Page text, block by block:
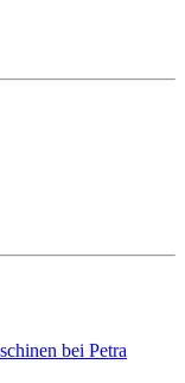
bei Petra